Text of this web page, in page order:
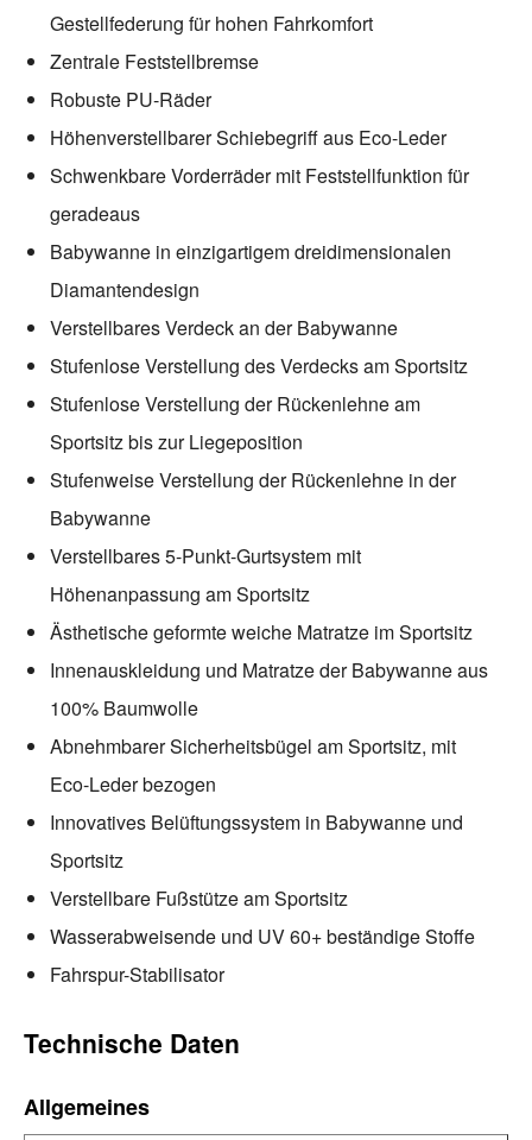
Gestellfederung für hohen Fahrkomfort
Zentrale Feststellbremse
Robuste PU-Räder
Höhenverstellbarer Schiebegriff aus Eco-Leder
Schwenkbare Vorderräder mit Feststellfunktion für
geradeaus
Babywanne in einzigartigem dreidimensionalen
Diamantendesign
Verstellbares Verdeck an der Babywanne
Stufenlose Verstellung des Verdecks am Sportsitz
Stufenlose Verstellung der Rückenlehne am
Sportsitz bis zur Liegeposition
Stufenweise Verstellung der Rückenlehne in der
Babywanne
Verstellbares 5-Punkt-Gurtsystem mit
Höhenanpassung am Sportsitz
Ästhetische geformte weiche Matratze im Sportsitz
Innenauskleidung und Matratze der Babywanne aus
100% Baumwolle
Abnehmbarer Sicherheitsbügel am Sportsitz, mit
Eco-Leder bezogen
Innovatives Belüftungssystem in Babywanne und
Sportsitz
Verstellbare Fußstütze am Sportsitz
Wasserabweisende und UV 60+ beständige Stoffe
Fahrspur-Stabilisator
Technische Daten
Allgemeines